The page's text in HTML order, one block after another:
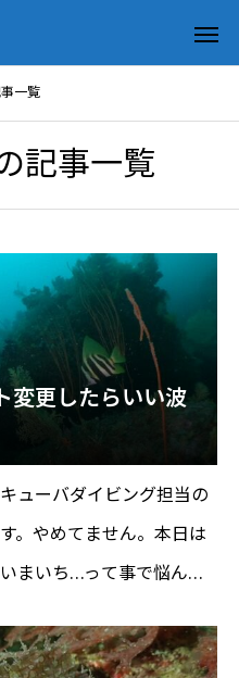
一覧
記事一覧
変更したらいい波
ューバダイビング担当の
。やめてません。本日は
まいち…って事で悩んで
？代替えポイントに移動